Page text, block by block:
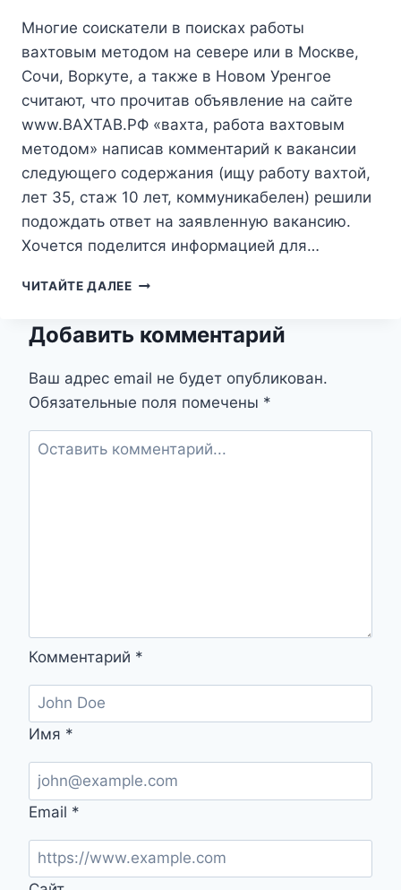
Многие соискатели в поисках работы
вахтовым методом на севере или в Москве,
Сочи, Воркуте, а также в Новом Уренгое
считают, что прочитав объявление на сайте
www.ВАХТАВ.РФ «вахта, работа вахтовым
методом» написав комментарий к вакансии
следующего содержания (ищу работу вахтой,
лет 35, стаж 10 лет, коммуникабелен) решили
подождать ответ на заявленную вакансию.
Хочется поделится информацией для…
ЧИТАЙТЕ ДАЛЕЕКОММЕНТАРИИ
РАБОТА
МЕТОДОМ.
Добавить комментарий
Ваш адрес email не будет опубликован.
Обязательные поля помечены *
Комментарий *
Имя *
Email *